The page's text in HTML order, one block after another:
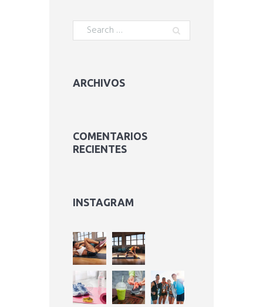
ARCHIVOS
COMENTARIOS
RECIENTES
INSTAGRAM